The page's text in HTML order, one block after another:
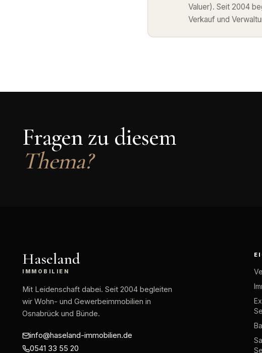
Valuer). Seit 2004
Verkauf und
Fragen zu diesem
Thema?
Haseland
IMMOBILIEN
Mit Leidenschaft dabei. Seit 2004 begleiten
wir Wohn- und Gewerbeimmobilien in
Osnabrück und Bünde.
info@haseland-immobilien.de
0541 33 55 20